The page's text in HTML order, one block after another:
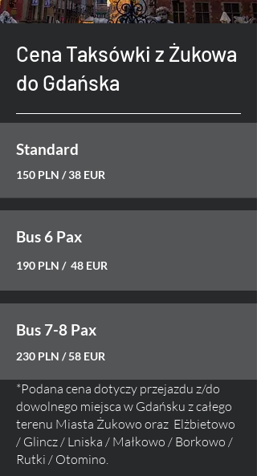
Cena Taksówki z Żukowa
do Gdańska
Standard
150 PLN / 38 EUR
Bus 6 Pax
190 PLN / 48 EUR
Bus 7-8 Pax
230 PLN / 58 EUR
*Podana cena dotyczy przejazdu z/do
dowolnego miejsca w Gdańsku zcałego
terenu Miasta Żukowo oraz Elżbietowo
/ Glincz / Lniska / Małkowo / Borkowo /
Rutki / Otomino.